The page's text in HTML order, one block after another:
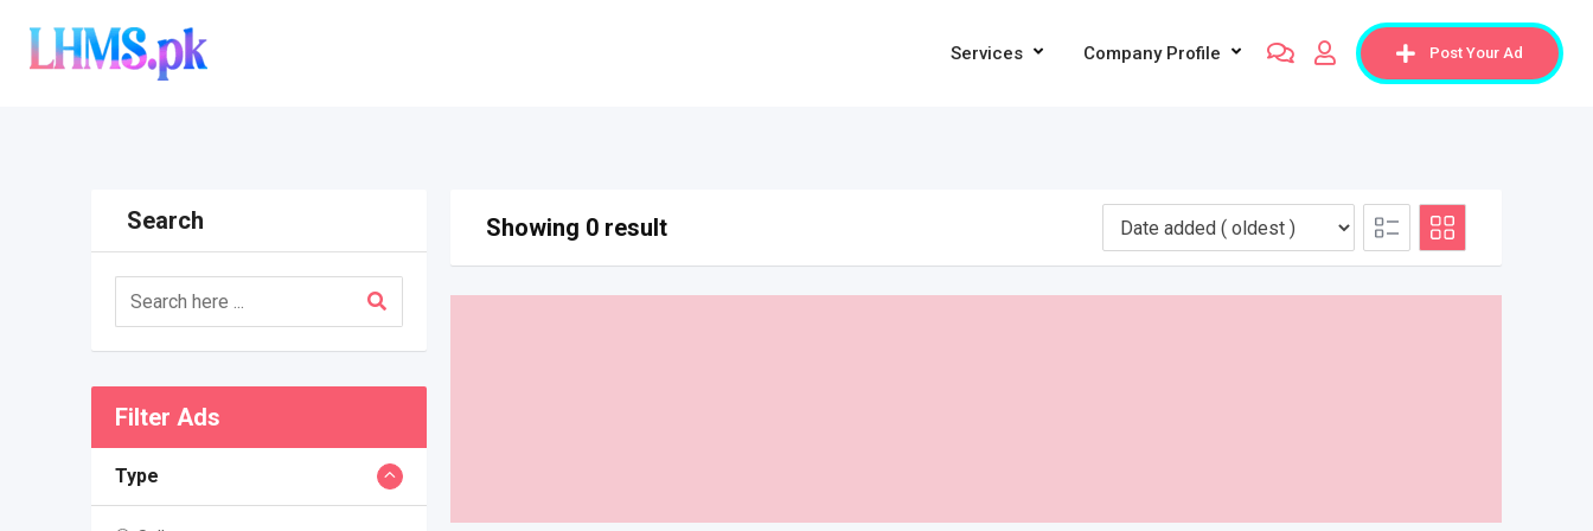
content
Post Your Ad
Services Company Profile
Search
Filter Ads
Type
Showing 0 result